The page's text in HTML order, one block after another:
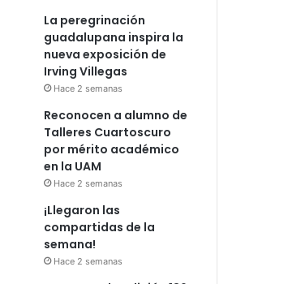
La peregrinación
guadalupana inspira la
nueva exposición de
Irving Villegas
Hace 2 semanas
Reconocen a alumno de
Talleres Cuartoscuro
por mérito académico
en la UAM
Hace 2 semanas
¡Llegaron las
compartidas de la
semana!
Hace 2 semanas